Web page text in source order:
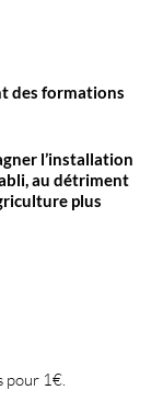
des formations
l’installation
au détriment
plus
pour 1€.